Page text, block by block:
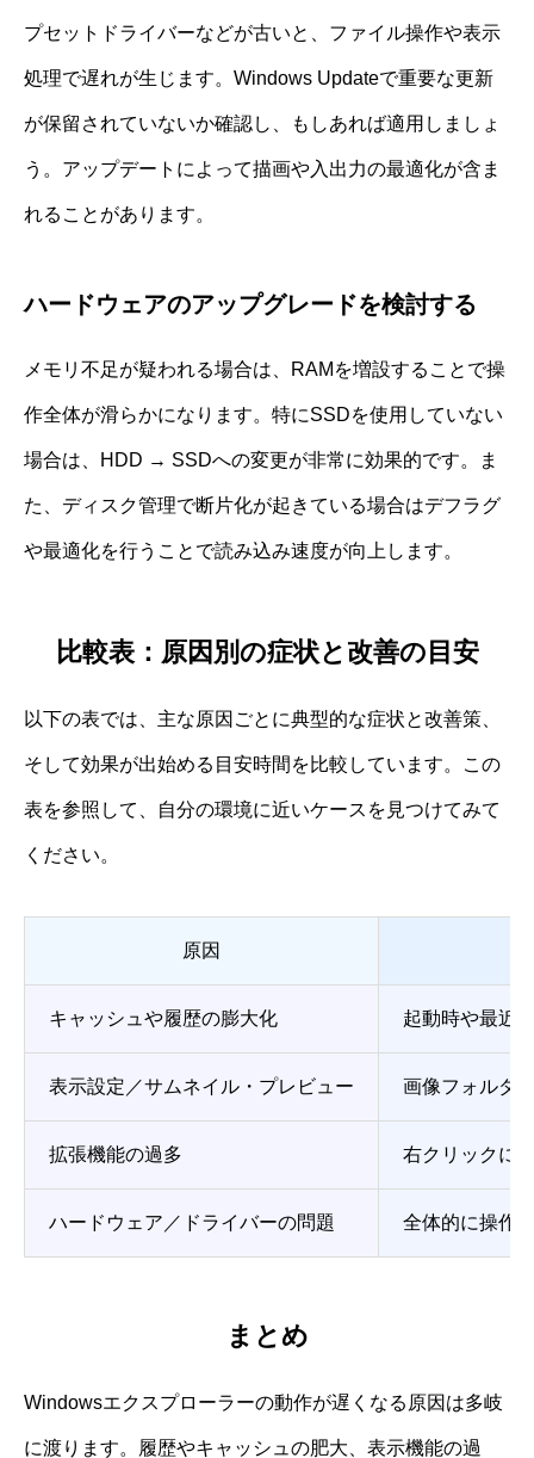
プセットドライバーなどが古いと、ファイル操作や表示
処理で遅れが生じます。Windows Updateで重要な更新
が保留されていないか確認し、もしあれば適用しましょ
う。アップデートによって描画や入出力の最適化が含ま
れることがあります。
ハードウェアのアップグレードを検討する
メモリ不足が疑われる場合は、RAMを増設することで操
作全体が滑らかになります。特にSSDを使用していない
場合は、HDD → SSDへの変更が非常に効果的です。ま
た、ディスク管理で断片化が起きている場合はデフラグ
や最適化を行うことで読み込み速度が向上します。
比較表：原因別の症状と改善の目安
以下の表では、主な原因ごとに典型的な症状と改善策、
そして効果が出始める目安時間を比較しています。この
表を参照して、自分の環境に近いケースを見つけてみて
ください。
原因
キャッシュや履歴の膨大化 起動時や最近
表示設定／サムネイル・プレビュー 画像フォルダ
拡張機能の過多 右クリックに
ハードウェア／ドライバーの問題 全体的に操作
まとめ
Windowsエクスプローラーの動作が遅くなる原因は多岐
に渡ります。履歴やキャッシュの肥大、表示機能の過